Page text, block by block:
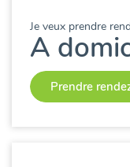
Je veux prendre
A
Prendre